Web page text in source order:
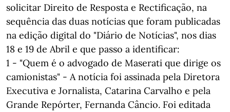
solicitar Direito de Resposta e Rectificação, na
sequência das duas notícias que foram publicadas
na edição digital do "Diário de Notícias", nos dias
18 e 19 de Abril e que passo a identificar:
1 - "Quem é o advogado de Maserati que dirige os
camionistas" - A notícia foi assinada pela Diretora
Executiva e Jornalista, Catarina Carvalho e pela
Grande Repórter, Fernanda Câncio. Foi editada